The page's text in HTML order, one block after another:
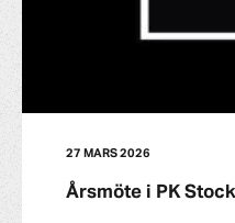
27 MARS 2026
Årsmöte i PK